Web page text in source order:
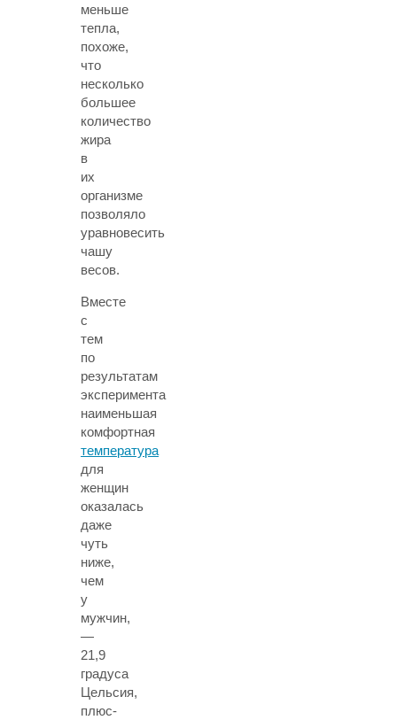
меньше
тепла,
похоже,
что
несколько
большее
количество
жира
в
их
организме
позволяло
уравновесить
чашу
весов.
Вместе
с
тем
по
результатам
эксперимента
наименьшая
комфортная
температура
для
женщин
оказалась
даже
чуть
ниже,
чем
у
мужчин,
—
21,9
градуса
Цельсия,
плюс-